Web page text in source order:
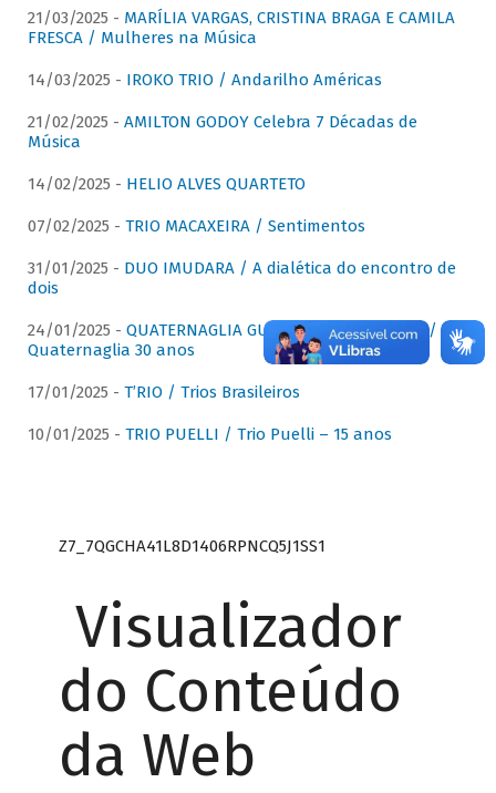
21/03/2025 - MARÍLIA VARGAS, CRISTINA BRAGA E CAMILA
FRESCA / Mulheres na Música
14/03/2025 - IROKO TRIO / Andarilho Américas
21/02/2025 - AMILTON GODOY Celebra 7 Décadas de
Música
14/02/2025 - HELIO ALVES QUARTETO
07/02/2025 - TRIO MACAXEIRA / Sentimentos
31/01/2025 - DUO IMUDARA / A dialética do encontro de
dois
24/01/2025 - QUATERNAGLIA GUITAR QUARTET (QGQ) /
Quaternaglia 30 anos
17/01/2025 - T’RIO / Trios Brasileiros
10/01/2025 - TRIO PUELLI / Trio Puelli – 15 anos
Z7_7QGCHA41L8D1406RPNCQ5J1SS1
Visualizador
do Conteúdo
da Web